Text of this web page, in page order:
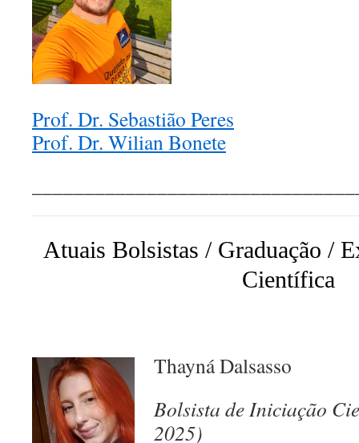
Prof. Dr. Sebastião Peres
Prof. Dr. Wilian Bonete
Atuais Bolsistas / Graduação /
Científica
Thayná Dalsasso
Bolsista de Iniciação
2025)